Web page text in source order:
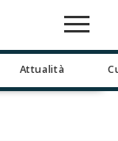
Attualità